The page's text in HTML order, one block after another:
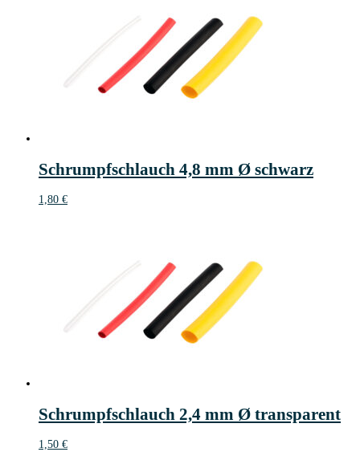
Schrumpfschlauch 4,8 mm Ø schwarz
1,80 €
Schrumpfschlauch 2,4 mm Ø transparent
1,50 €